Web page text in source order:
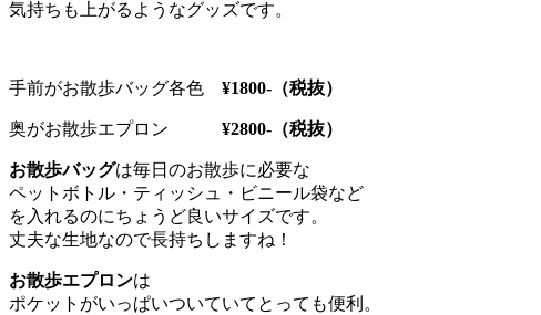
気持ちも上がるようなグッズです。
手前がお散歩バッグ各色 ¥1800-（税抜）
奥がお散歩エプロン ¥2800-（税抜）
お散歩バッグは毎日のお散歩に必要な
ペットボトル・ティッシュ・ビニール袋など
を入れるのにちょうど良いサイズです。
丈夫な生地なので長持ちしますね！
お散歩エプロンは
ポケットがいっぱいついていてとっても便利。